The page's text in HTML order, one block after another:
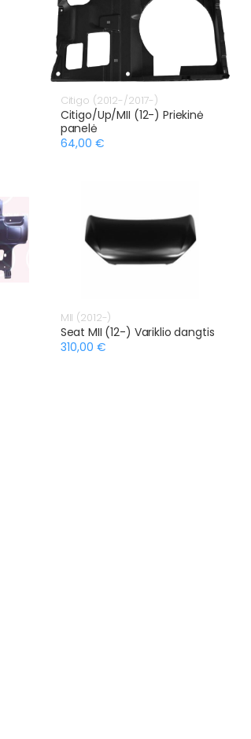
Citigo (2012-/2017-)
Citigo/Up/MII (12-) Priekinė
panelė
64,00 €
MII (2012-)
Seat MII (12-) Variklio dangtis
310,00 €